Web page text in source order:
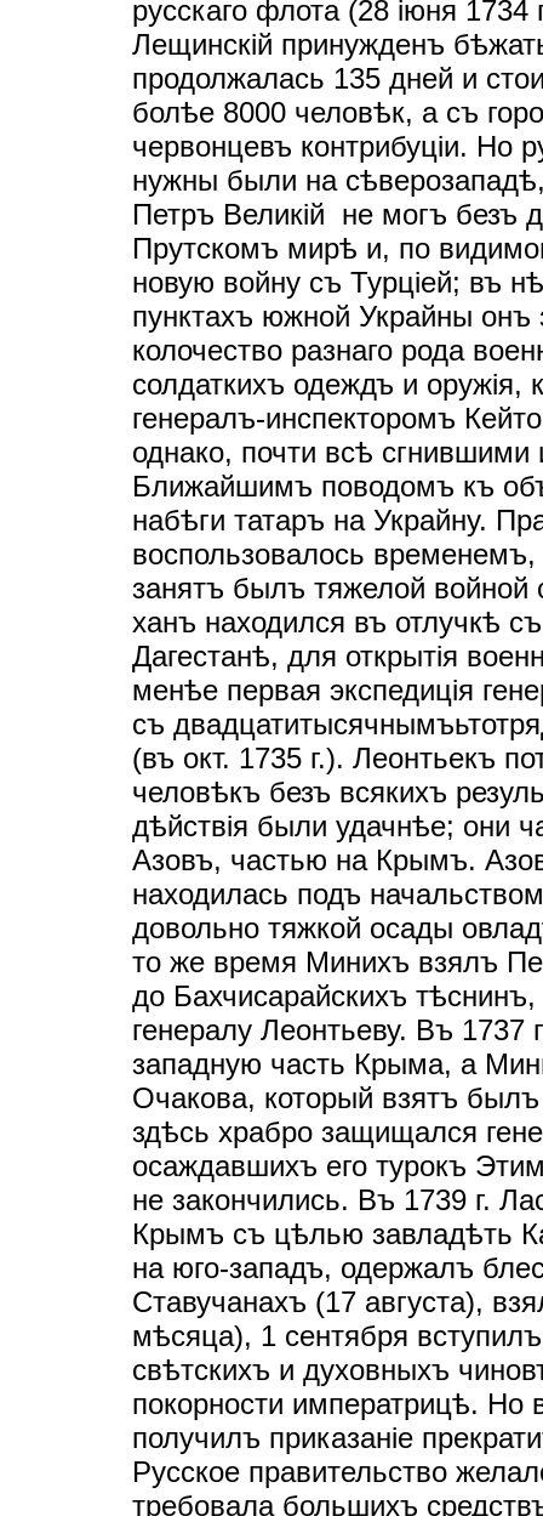
русскаго флота (28 iюня 1734
Лещинскiй принужденъ
продолжалась 135 дней и
болѣе 8000 человѣк, а съ
червонцевъ контрибуцiи. Но
нужны были на
Петръ Великiй не могъ безъ
Прутскомъ мирѣ и, по
новую войну съ Турцiей; въ
пунктахъ южной Украйны онъ
колочество разнаго рода
солдаткихъ одеждъ и оружiя,
генералъ-инспекторомъ
однако, почти всѣ
Ближайшимъ поводомъ къ
набѣги татаръ на Украйну.
воспользовалось временемъ,
занятъ былъ тяжелой войной
ханъ находился въ отлучкѣ
Дагестанѣ, для открытiя
менѣе первая экспедицiя
съ
(въ окт. 1735 г.). Леонтьекъ
человѣкъ безъ всякихъ
дѣйствiя были удачнѣе; они
Азовъ, частью на Крымъ.
находилась подъ
довольно тяжкой осады
то же время Минихъ взялъ
до Бахчисарайскихъ
генералу Леонтьеву. Въ 1737
западную часть Крыма, а
Очакова, который взятъ
здѣсь храбро защищался
осаждавшихъ его турокъ
не закончились. Въ 1739 г.
Крымъ съ цѣлью завладѣть
на юго-западъ, одержалъ
Ставучанахъ (17 августа),
мѣсяца), 1 сентября
свѣтскихъ и духовныхъ
покорности императрицѣ.
получилъ приказанiе
Русское правительство
требовала большихъ